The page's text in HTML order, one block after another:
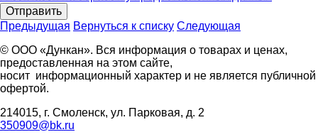
Отправить
Предыдущая Вернуться к списку Следующая
© ООО «Дункан». Вся информация о товарах и ценах,
предоставленная на этом сайте,
носит информационный характер и не является публичной
офертой.
214015, г. Смоленск, ул. Парковая, д. 2
350909@bk.ru